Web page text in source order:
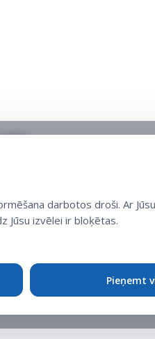
darbotos droši. Ar
Jūsu izvēlei ir bloķētas.
Pieņemt